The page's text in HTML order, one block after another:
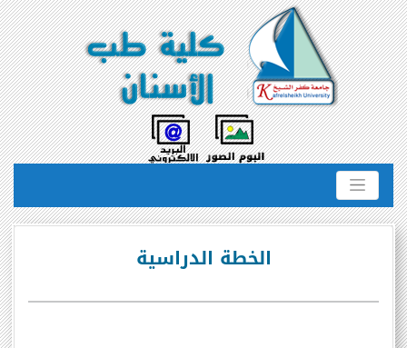
الخطة الدراسية